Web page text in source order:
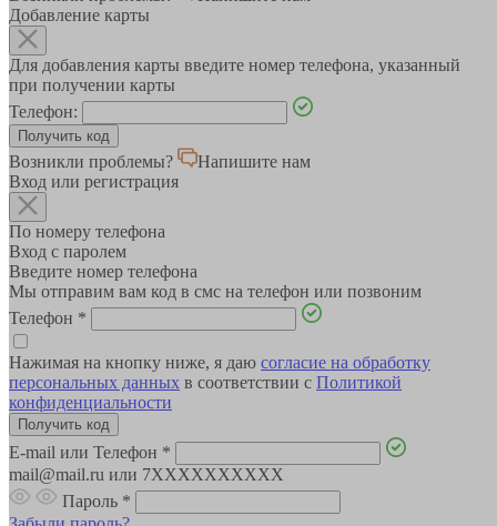
Добавление карты
Для добавления карты введите номер телефона, указанный
при получении карты
Телефон:
Возникли проблемы?
Напишите нам
Вход или регистрация
По номеру телефона
Вход с паролем
Введите номер телефона
Мы отправим вам код в смс на телефон или позвоним
Телефон *
Нажимая на кнопку ниже, я даю согласие на обработку
персональных данных в соответствии с Политикой
конфиденциальности
E-mail или Телефон *
mail@mail.ru или 7XXXXXXXXXX
Пароль *